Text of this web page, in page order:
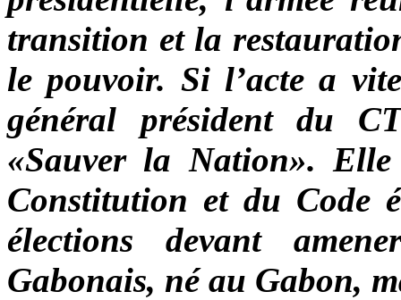
transition et la
le pouvoir. Si l’acte a
général président du
«Sauver la Nation».
Constitution et du Code
élections devant
Gabonais, né au Gabon,